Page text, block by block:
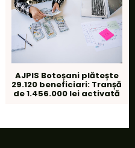
AJPIS Botoșani plătește
29.120 beneficiari: Tranșă
de 1.456.000 lei activată